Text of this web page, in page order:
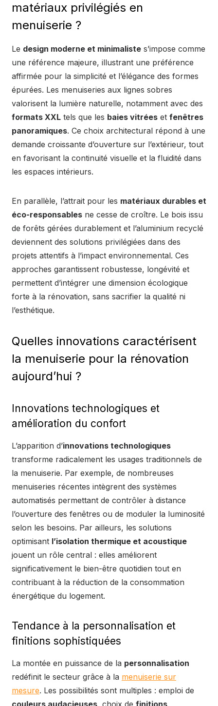
matériaux privilégiés en
menuiserie ?
Le design moderne et minimaliste s’impose comme
une référence majeure, illustrant une préférence
affirmée pour la simplicité et l’élégance des formes
épurées. Les menuiseries aux lignes sobres
valorisent la lumière naturelle, notamment avec des
formats XXL tels que les baies vitrées et fenêtres
panoramiques. Ce choix architectural répond à une
demande croissante d’ouverture sur l’extérieur, tout
en favorisant la continuité visuelle et la fluidité dans
les espaces intérieurs.
En parallèle, l’attrait pour les matériaux durables et
éco-responsables ne cesse de croître. Le bois issu
de forêts gérées durablement et l’aluminium recyclé
deviennent des solutions privilégiées dans des
projets attentifs à l’impact environnemental. Ces
approches garantissent robustesse, longévité et
permettent d’intégrer une dimension écologique
forte à la rénovation, sans sacrifier la qualité ni
l’esthétique.
Quelles innovations caractérisent
la menuiserie pour la rénovation
aujourd’hui ?
Innovations technologiques et
amélioration du confort
L’apparition d’innovations technologiques
transforme radicalement les usages traditionnels de
la menuiserie. Par exemple, de nombreuses
menuiseries récentes intègrent des systèmes
automatisés permettant de contrôler à distance
l’ouverture des fenêtres ou de moduler la luminosité
selon les besoins. Par ailleurs, les solutions
optimisant l’isolation thermique et acoustique
jouent un rôle central : elles améliorent
significativement le bien-être quotidien tout en
contribuant à la réduction de la consommation
énergétique du logement.
Tendance à la personnalisation et
finitions sophistiquées
La montée en puissance de la personnalisation
redéfinit le secteur grâce à la menuiserie sur
mesure. Les possibilités sont multiples : emploi de
couleurs audacieuses , choix de finitions